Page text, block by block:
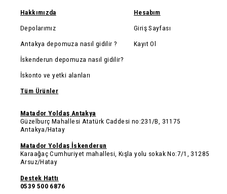
Hakkımızda
Depolarımız
Antakya depomuza nasıl gidilir ?
İskenderun depomuza nasıl gidilir?
İskonto ve yetki alanları
Hesabım
Giriş Sayfası
Kayıt Ol
Tüm Ürünler
Matador Yoldaş Antakya
Güzelburç Mahallesi Atatürk Caddesi no:231/B, 31175
Antakya/Hatay
Matador Yoldaş İskenderun
Karaağaç Cumhuriyet mahallesi, Kışla yolu sokak No:7/1, 31285
Arsuz/Hatay
Destek Hattı
0539 500 6876